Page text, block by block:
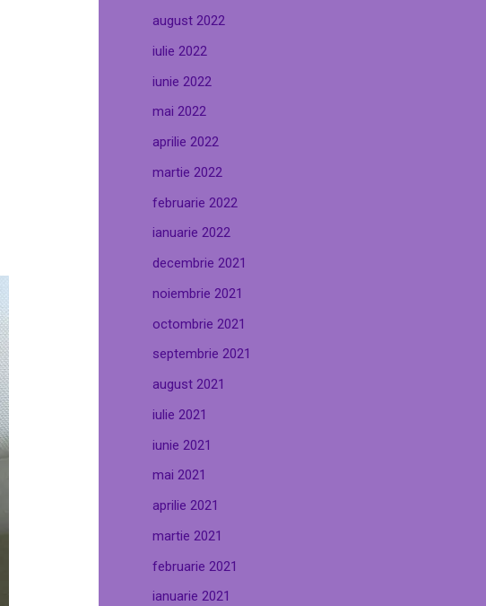
august 2022
iulie 2022
iunie 2022
mai 2022
aprilie 2022
martie 2022
februarie 2022
ianuarie 2022
decembrie 2021
noiembrie 2021
octombrie 2021
septembrie 2021
august 2021
iulie 2021
iunie 2021
mai 2021
aprilie 2021
martie 2021
februarie 2021
ianuarie 2021